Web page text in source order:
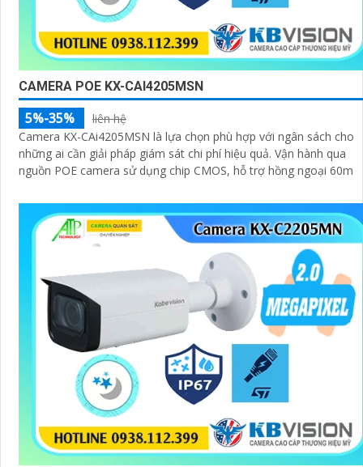
CAMERA POE KX-CAI4205MSN
5%-35%
liên hệ
Camera KX-CAi4205MSN là lựa chọn phù hợp với ngân sách cho
những ai cần giải pháp giám sát chi phí hiệu quả. Vận hành qua
nguồn POE camera sử dụng chip CMOS, hỗ trợ hồng ngoại 60m